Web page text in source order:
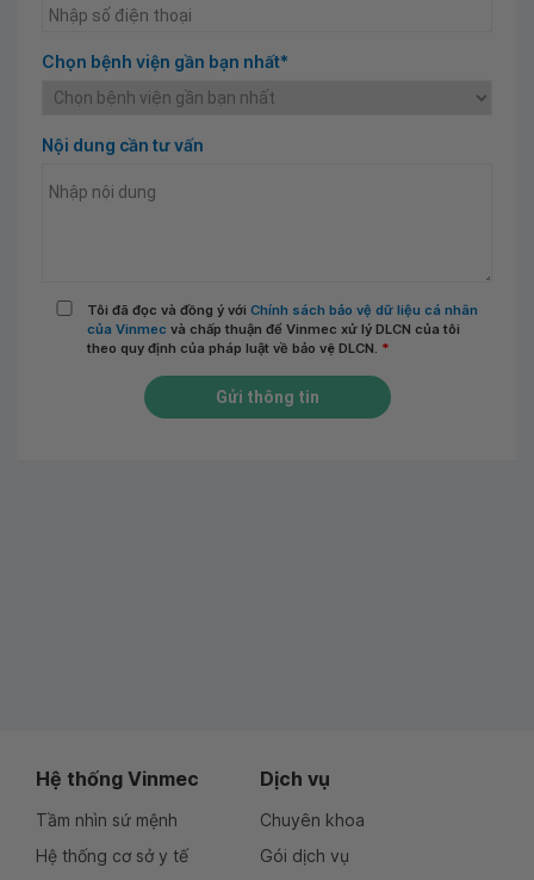
Chọn bệnh viện gần bạn nhất*
Nội dung cần tư vấn
Tôi đã đọc và đồng ý với Chính sách bảo vệ dữ liệu cá nhân
của Vinmec và chấp thuận để Vinmec xử lý DLCN của tôi
theo quy định của pháp luật về bảo vệ DLCN. *
Gửi thông tin
Hệ thống Vinmec
Tầm nhìn sứ mệnh
Hệ thống cơ sở y tế
Dịch vụ
Chuyên khoa
Gói dịch vụ